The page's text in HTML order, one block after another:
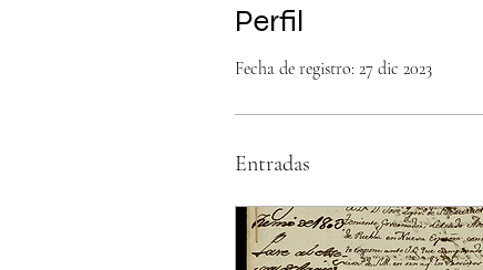
Perfil
Fecha de registro: 27 dic 2023
Entradas